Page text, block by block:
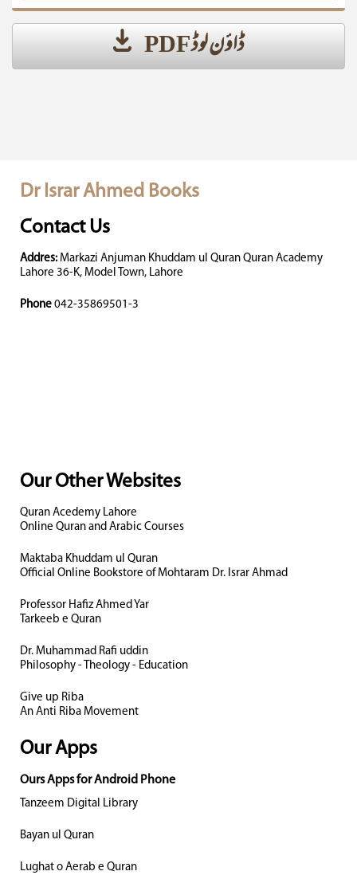
ڈاؤن لوڈ PDF
Dr Israr Ahmed Books
Contact Us
Addres: Markazi Anjuman Khuddam ul Quran Quran Academy
Lahore 36-K, Model Town, Lahore
Phone 042-35869501-3
Our Other Websites
Quran Acedemy Lahore
Online Quran and Arabic Courses
Maktaba Khuddam ul Quran
Official Online Bookstore of Mohtaram Dr. Israr Ahmad
Professor Hafiz Ahmed Yar
Tarkeeb e Quran
Dr. Muhammad Rafi uddin
Philosophy - Theology - Education
Give up Riba
An Anti Riba Movement
Our Apps
Ours Apps for Android Phone
Tanzeem Digital Library
Bayan ul Quran
Lughat o Aerab e Quran